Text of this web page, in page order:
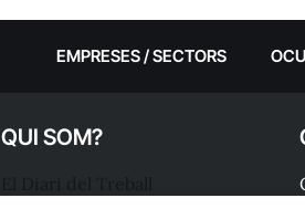
EMPRESES / SECTORS
QUI SOM?